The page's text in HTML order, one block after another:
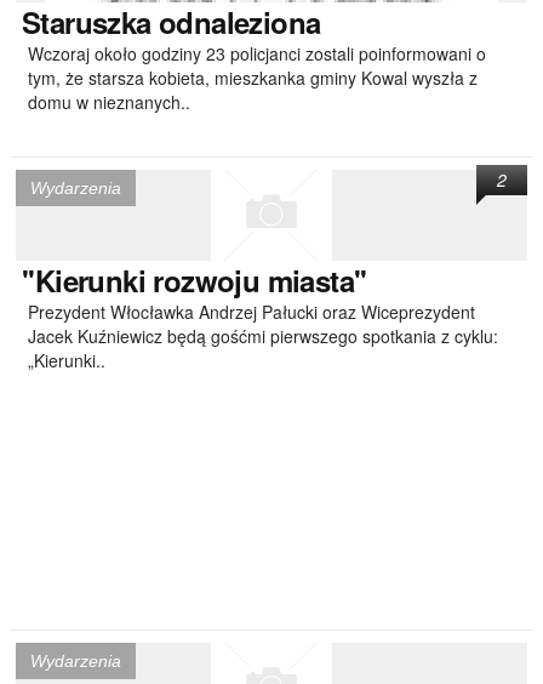
Staruszkaodnaleziona
Wczoraj około godziny 23 policjanci zostali poinformowani o
tym, że starsza kobieta, mieszkanka gminy Kowal wyszła z
domu w nieznanych..
Wydarzenia
''Kierunki rozwoju miasta''
Prezydent Włocławka Andrzej Pałucki oraz Wiceprezydent
Jacek Kuźniewicz będą gośćmi pierwszego spotkania z cyklu:
„Kierunki..
2
Wydarzenia